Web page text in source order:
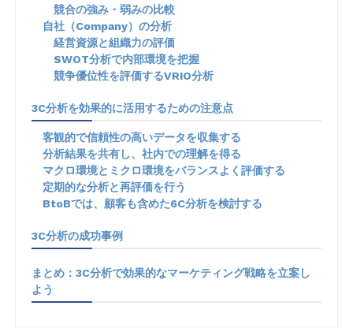
競合の強み・弱みの比較
自社（Company）の分析
経営資源と組織力の評価
SWOT分析で内部環境を把握
競争優位性を評価するVRIO分析
3C分析を効果的に活用するための注意点
客観的で信頼性の高いデータを収集する
分析結果を共有し、社内での理解を得る
マクロ環境とミクロ環境をバランスよく評価する
定期的な分析と再評価を行う
BtoBでは、顧客も含めた6C分析を検討する
3C分析の成功事例
まとめ：3C分析で効果的なマーケティング戦略を立案し
よう